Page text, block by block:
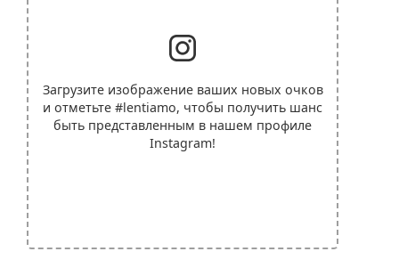
Загрузите изображение ваших новых очков
и отметьте #lentiamo, чтобы получить шанс
быть представленным в нашем профиле
Instagram!